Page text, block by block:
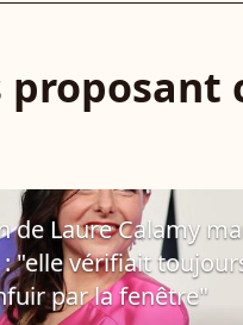
de Laure Calamy
"elle vérifiait
par la fenêtre"